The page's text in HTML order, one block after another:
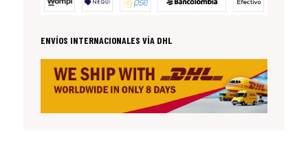
ENVÍOS INTERNACIONALES VÍA DHL